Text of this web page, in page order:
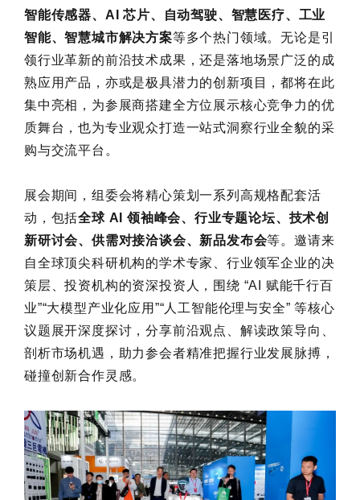
智能传感器、AI 芯片、自动驾驶、智慧医疗、工业
智能、智慧城市解决方案等多个热门领域。无论是引
领行业革新的前沿技术成果，还是落地场景广泛的成
熟应用产品，亦或是极具潜力的创新项目，都将在此
集中亮相，为参展商搭建全方位展示核心竞争力的优
质舞台，也为专业观众打造一站式洞察行业全貌的采
购与交流平台。
展会期间，组委会将精心策划一系列高规格配套活
动，包括全球 AI 领袖峰会、行业专题论坛、技术创
新研讨会、供需对接洽谈会、新品发布会等。邀请来
自全球顶尖科研机构的学术专家、行业领军企业的决
策层、投资机构的资深投资人，围绕 “AI 赋能千行百
业”“大模型产业化应用”“人工智能伦理与安全” 等核心
议题展开深度探讨，分享前沿观点、解读政策导向、
剖析市场机遇，助力参会者精准把握行业发展脉搏，
碰撞创新合作灵感。